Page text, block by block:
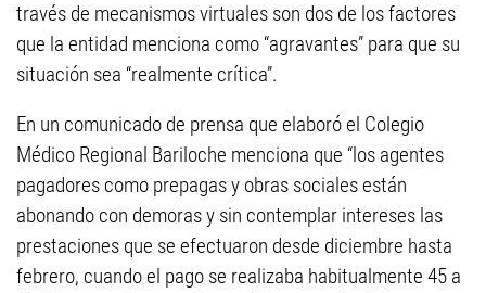
través de mecanismos virtuales son dos de los factores
que la entidad menciona como “agravantes” para que su
situación sea “realmente crítica”.
En un comunicado de prensa que elaboró el Colegio
Médico Regional Bariloche menciona que “los agentes
pagadores como prepagas y obras sociales están
abonando con demoras y sin contemplar intereses las
prestaciones que se efectuaron desde diciembre hasta
febrero, cuando el pago se realizaba habitualmente 45 a